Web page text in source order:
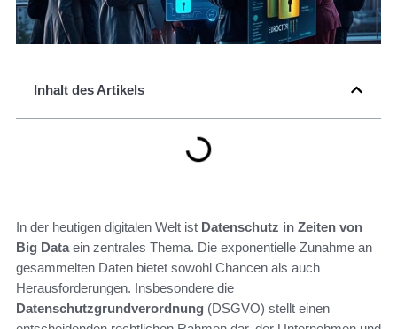
Inhalt des Artikels
In der heutigen digitalen Welt ist Datenschutz in Zeiten von
Big Dataein zentrales Thema. Die exponentielle Zunahme an
gesammelten Daten bietet sowohl Chancen als auch
Herausforderungen. Insbesondere die
Datenschutzgrundverordnung (DSGVO) stellt einen